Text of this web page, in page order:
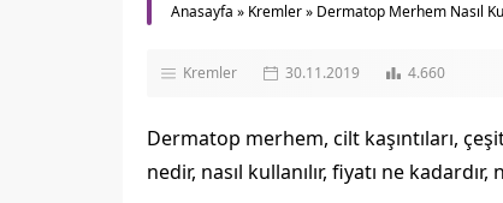
Anasayfa » Kremler» Dermatop Merhem Nasıl
Kremler 30.11.2019 4.660
Dermatop merhem, cilt kaşıntıları,
nedir, nasıl kullanılır, fiyatı ne